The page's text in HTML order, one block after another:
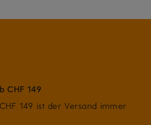
CHF 149
149 ist der Versand immer